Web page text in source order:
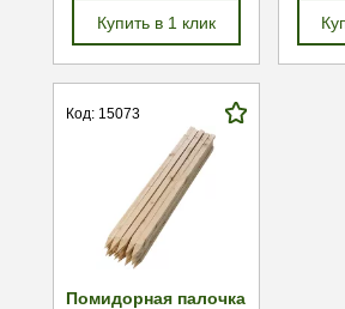
Купить в 1 клик
Код: 15073
Помидорная палочка